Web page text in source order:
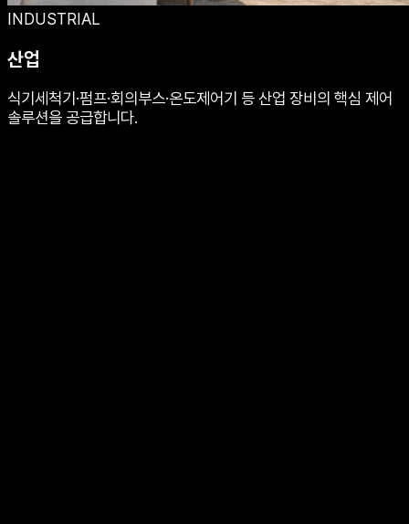
INDUSTRIAL
산업
식기세척기·펌프·회의부스·온도제어기 등 산업 장비의 핵심 제어
솔루션을 공급합니다.